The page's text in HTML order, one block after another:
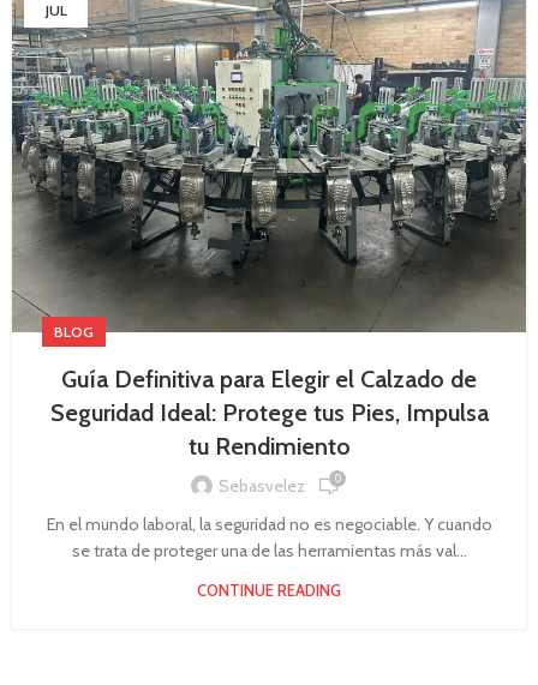
JUL
BLOG
Guía Definitiva para Elegir el Calzado de
Seguridad Ideal: Protege tus Pies, Impulsa
tu Rendimiento
Sebasvelez 0
En el mundo laboral, la seguridad no es negociable. Y cuando
se trata de proteger una de las herramientas más val...
CONTINUE READING